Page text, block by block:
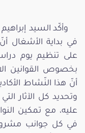
وأكّد السيد
في بداية الأشغال
على تنظيم يوم
بخصوص القوانين
أنّ هذا النّشاط
وتحديد كل الآثار
عليه، مع تمكين
في كل جوانب مشروع